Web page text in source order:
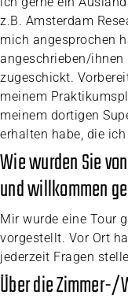
z.B. Amsterdam
mich angesprochen
angeschrieben/ihnen
zugeschickt.
meinem
meinem dortigen
erhalten habe, die
Wie wurden Sie
und willkommen
Mir wurde eine Tour
vorgestellt. Vor Ort
jederzeit Fragen
Über die